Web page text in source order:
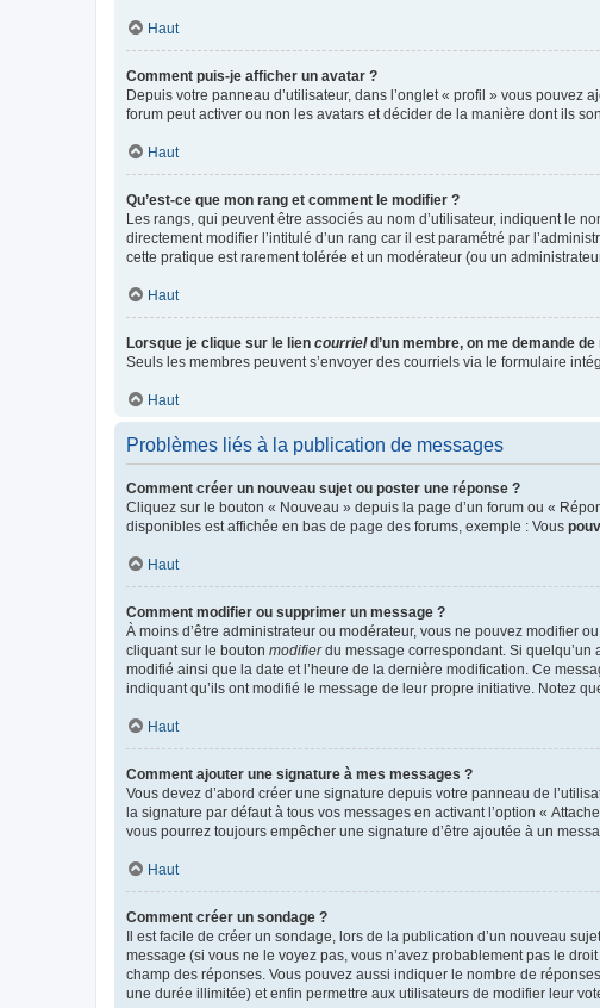
Haut
Comment puis-je afficher un avatar ?
Depuis votre panneau d’utilisateur, dans l’onglet « profil » vous pouvez
forum peut activer ou non les avatars et décider de la manière dont ils
Haut
Qu’est-ce que mon rang et comment le modifier ?
Les rangs, qui peuvent être associés au nom d’utilisateur, indiquent le
directement modifier l’intitulé d’un rang car il est paramétré par
cette pratique est rarement tolérée et un modérateur (ou un
Haut
Lorsque je clique sur le lien courrield’un membre, on me demande
Seuls les membres peuvent s’envoyer des courriels via le formulaire
Haut
Problèmes liés à la publication de messages
Comment créer un nouveau sujet ou poster une réponse ?
Cliquez sur le bouton « Nouveau » depuis la page d’un forum ou «
disponibles est affichée en bas de page des forums, exemple : Vous
Haut
Comment modifier ou supprimer un message ?
À moins d’être administrateur ou modérateur, vous ne pouvez modifier
cliquant sur le bouton modifierdu message correspondant. Si quelqu’un
modifié ainsi que la date et l’heure de la dernière modification. Ce
indiquant qu’ils ont modifié le message de leur propre initiative. Notez
Haut
Comment ajouter une signature à mes messages ?
Vous devez d’abord créer une signature depuis votre panneau de
la signature par défaut à tous vos messages en activant l’option «
vous pourrez toujours empêcher une signature d’être ajoutée à un
Haut
Comment créer un sondage ?
Il est facile de créer un sondage, lors de la publication d’un nouveau
message (si vous ne le voyez pas, vous n’avez probablement pas le
champ des réponses. Vous pouvez aussi indiquer le nombre de
une durée illimitée) et enfin permettre aux utilisateurs de modifier leur